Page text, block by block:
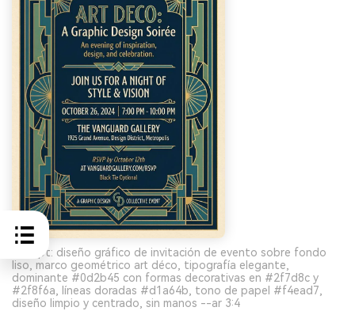
Prompt: diseño gráfico de invitación de evento sobre fondo
liso, marco geométrico art déco, tipografía elegante,
dominante #0d2b45 con formas decorativas en #2f7d8c y
#2f8f6a, líneas doradas #d1a64b, tono de papel #f4ead7,
diseño limpio y centrado, sin manos --ar 3:4